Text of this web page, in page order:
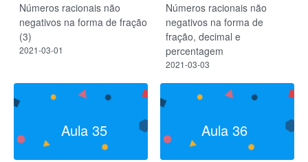
Números racionais não
negativos na forma de fração
(3)
2021-03-01
Números racionais não
negativos na forma de
fração, decimal e
percentagem
2021-03-03
Aula 35 Aula 36